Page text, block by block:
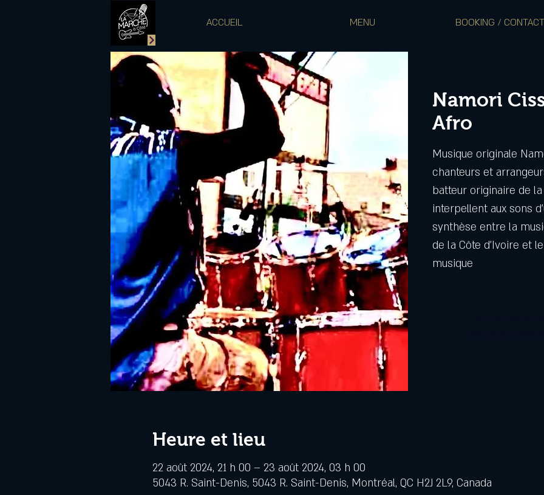
ACCUEIL MENU BOOKING / CONTACT
Namori
Afro
Musique originale
chanteurs et
batteur originaire de la
interpellent aux sons
synthèse entre la
de la Côte d’Ivoire et
musique
Heure et lieu
22 août 2024, 21 h 00 – 23 août 2024, 03 h 00
5043 R. Saint-Denis, 5043 R. Saint-Denis, Montréal, QC H2J 2L9, Canada